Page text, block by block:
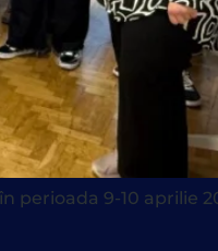
9-10 aprilie